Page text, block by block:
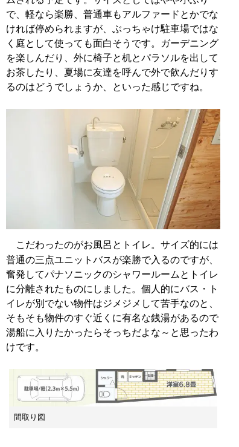
で、軽なら楽勝、普通車もアルファードとかでな
ければ停められますが、ぶっちゃけ駐車場ではな
く庭として使っても面白そうです。ガーデニング
を楽しんだり、外に椅子と机とパラソルを出して
お茶したり、夏場に友達を呼んで外で飲んだりす
るのはどうでしょうか、といった感じですね。
こだわったのがお風呂とトイレ。サイズ的には
普通の三点ユニットバスが楽勝で入るのですが、
奮発してパナソニックのシャワールームとトイレ
に分離されたものにしました。個人的にバス・ト
イレが別でない物件はジメジメして苦手なのと、
そもそも物件のすぐ近くに有名な銭湯があるので
湯船に入りたかったらそっちだよな～と思ったわ
けです。
間取り図